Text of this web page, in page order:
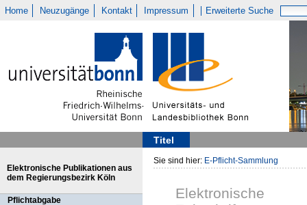
Home Neuzugänge Kontakt Impressum Erweiterte Suche
Titel
Elektronische Publikationen aus
dem Regierungsbezirk Köln
Pflichtabgabe
Sie sind hier: E-Pflicht-Sammlung
Elektronische